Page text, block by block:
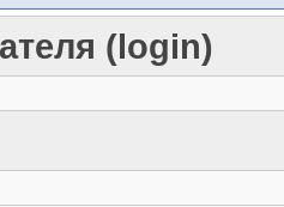
(login)